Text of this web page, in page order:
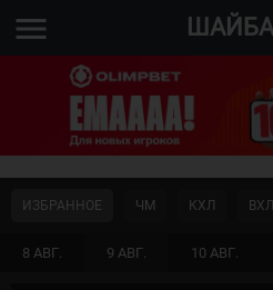
menu
8 АВГ. 9 АВГ. 10 АВГ.
ИЗБРАННОЕ ЧМ КХЛ ВХЛ